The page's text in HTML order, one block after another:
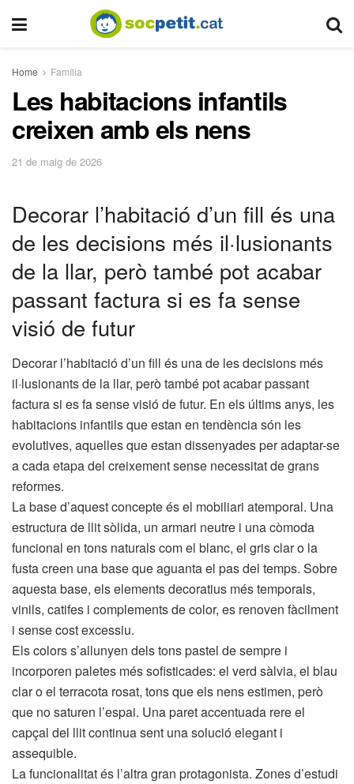
Home Família
Les habitacions infantils
creixen amb els nens
21 de maig de 2026
Decorar l’habitació d’un fill és una
de les decisions més il·lusionants
de la llar, però també pot acabar
passant factura si es fa sense
visió de futur
Decorar l’habitació d’un fill és una de les decisions més
il·lusionants de la llar, però també pot acabar passant
factura si es fa sense visió de futur. En els últims anys, les
habitacions infantils que estan en tendència són les
evolutives, aquelles que estan dissenyades per adaptar-se
a cada etapa del creixement sense necessitat de grans
reformes.
La base d’aquest concepte és el mobiliari atemporal. Una
estructura de llit sòlida, un armari neutre i una còmoda
funcional en tons naturals com el blanc, el gris clar o la
fusta creen una base que aguanta el pas del temps. Sobre
aquesta base, els elements decoratius més temporals,
vinils, catifes i complements de color, es renoven fàcilment
i sense cost excessiu.
Els colors s’allunyen dels tons pastel de sempre i
incorporen paletes més sofisticades: el verd sàlvia, el blau
clar o el terracota rosat, tons que els nens estimen, però
que no saturen l’espai. Una paret accentuada rere el
capçal del llit continua sent una solució elegant i
assequible.
La funcionalitat és l’altra gran protagonista. Zones d’estudi